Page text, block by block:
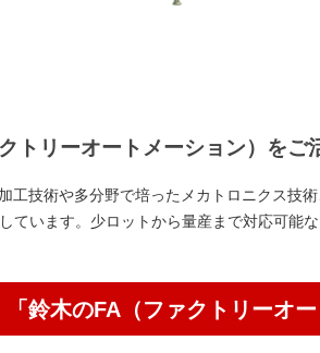
トリーオートメーション）をご
工技術や多分野で培ったメカトロニクス技
ています。少ロットから量産まで対応可能
「鈴木のFA（ファクトリーオ